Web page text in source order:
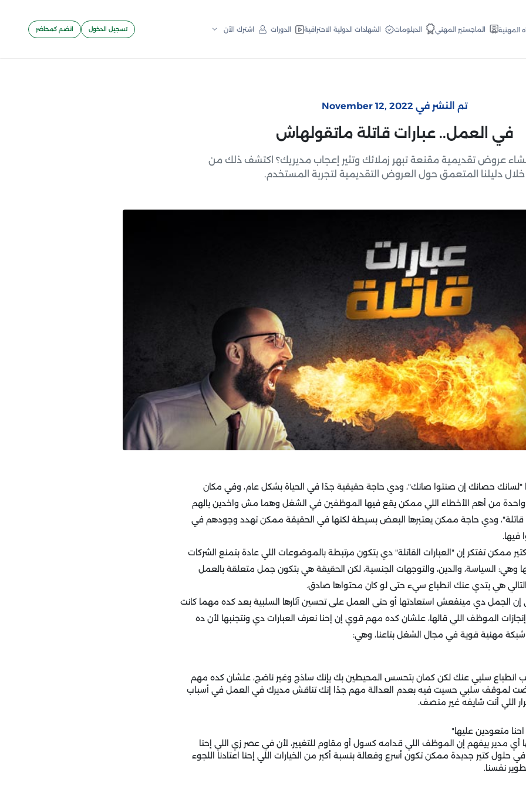
المهنية الماجستير المهني الدبلومات الشهادات الدولية الاحترافية الدورات اشترك الآن تسجيل الدخول انضم كمحاضر
تم النشر في November 12, 2022
في العمل.. عبارات قاتلة ماتقولهاش
عروض تقديمية مقنعة تبهر زملائك وتثير إعجاب مديريك؟ اكتشف ذلك من
خلال دليلنا المتعمق حول العروض التقديمية لتجربة المستخدم.
"لسانك حصانك إن صنتوا صانك"، ودي حاجة حقيقية جدًا في الحياة بشكل عام، وفي مكان
من أهم الأخطاء اللي ممكن يقع فيها الموظفين في الشغل وهما مش واخدين بالهم
قاتلة"، ودي حاجة ممكن يعتبرها البعض بسيطة لكنها في الحقيقة ممكن تهدد وجودهم في
فيها.
ممكن تفتكر إن "العبارات القاتلة" دي بتكون مرتبطة بالموضوعات اللي عادة بتمنع الشركات
وهي: السياسة، والدين، والتوجهات الجنسية، لكن الحقيقة هي بتكون جمل متعلقة بالعمل
هي بتدي عنك انطباع سيء حتى لو كان محتواها صادق.
الجمل دي مينفعش استعادتها أو حتى العمل على تحسين آثارها السلبية بعد كده مهما كانت
الموظف اللي قالها، علشان كده مهم قوي إن إحنا نعرف العبارات دي ونتجنبها لأن ده
شبكة مهنية قوية في مجال الشغل بتاعنا، وهي:
انطباع سلبي عنك لكن كمان بتحسس المحيطين بك بإنك ساذج وغير ناضج، علشان كده مهم
لموقف سلبي حسيت فيه بعدم العدالة مهم جدًا إنك تناقش مديرك في العمل في أسباب
اللي أنت شايفه غير منصف.
متعودين عليها"
أي مدير بيفهم إن الموظف اللي قدامه كسول أو مقاوم للتغيير، لأن في عصر زي اللي إحنا
حلول كتير جديدة ممكن تكون أسرع وفعالة بنسبة أكبر من الخيارات اللي إحنا اعتادنا اللجوء
نفسنا.